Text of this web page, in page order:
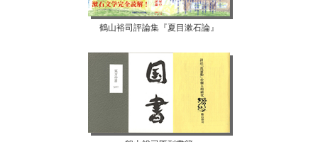
鶴山裕司評論集『夏目漱石論』